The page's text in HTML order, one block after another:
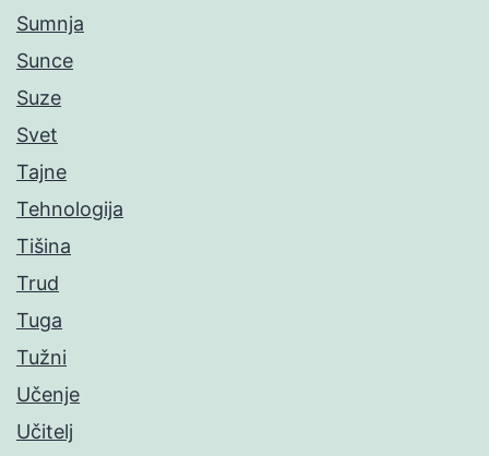
Sumnja
Sunce
Suze
Svet
Tajne
Tehnologija
Tišina
Trud
Tuga
Tužni
Učenje
Učitelj